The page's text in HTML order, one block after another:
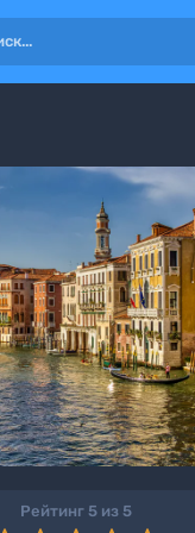
Рейтинг 5 из 5